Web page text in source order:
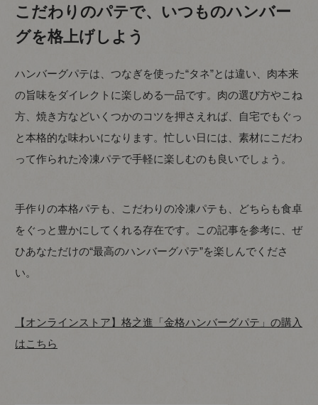
こだわりのパテで、いつものハンバー
グを格上げしよう
ハンバーグパテは、つなぎを使った“タネ”とは違い、肉本来
の旨味をダイレクトに楽しめる一品です。肉の選び方やこね
方、焼き方などいくつかのコツを押さえれば、自宅でもぐっ
と本格的な味わいになります。忙しい日には、素材にこだわ
って作られた冷凍パテで手軽に楽しむのも良いでしょう。
手作りの本格パテも、こだわりの冷凍パテも、どちらも食卓
をぐっと豊かにしてくれる存在です。この記事を参考に、ぜ
ひあなただけの“最高のハンバーグパテ”を楽しんでくださ
い。
【オンラインストア】格之進「金格ハンバーグパテ」の購入
はこちら